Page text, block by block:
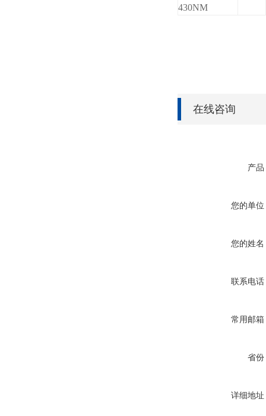
430NM
在线咨询
产品
您的单位
您的姓名
联系电话
常用邮箱
省份
详细地址